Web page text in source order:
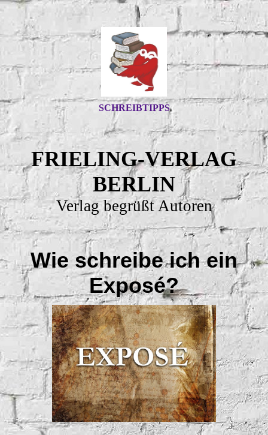
SCHREIBTIPPS
FRIELING-VERLAG
BERLIN
Verlag begrüßt Autoren
Wie schreibe ich ein
Exposé?